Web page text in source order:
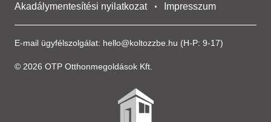
E-mail ügyfélszolgálat: hello@koltozzbe.hu (H-P: 9-17)
© 2026 OTP Otthonmegoldások Kft.
Akadálymentesítési nyilatkozat Impresszum